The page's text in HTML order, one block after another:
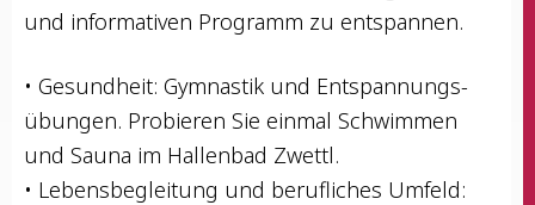
und infor­ma­ti­ven Pro­gramm zu entspannen.
• Gesund­heit: Gym­nas­tik und Ent­span­nungs­
übun­gen. Pro­bie­ren Sie ein­mal Schwim­men
und Sau­na im Hal­len­bad Zwettl.
• Lebens­be­glei­tung und beruf­li­ches Umfeld: